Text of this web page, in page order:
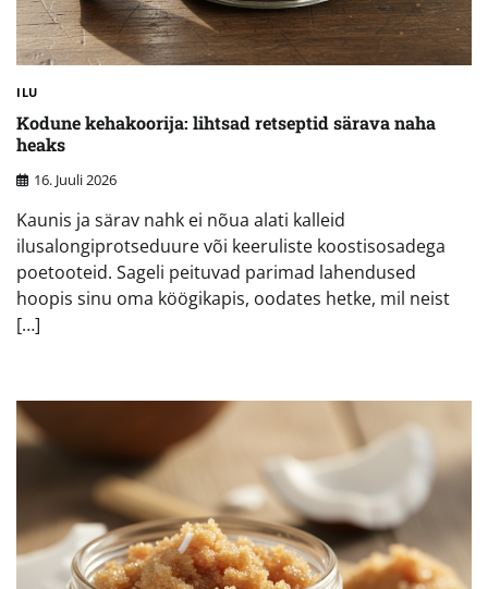
ILU
Kodune kehakoorija: lihtsad retseptid särava naha
heaks
16. Juuli 2026
Kaunis ja särav nahk ei nõua alati kalleid
ilusalongiprotseduure või keeruliste koostisosadega
poetooteid. Sageli peituvad parimad lahendused
hoopis sinu oma köögikapis, oodates hetke, mil neist
[…]